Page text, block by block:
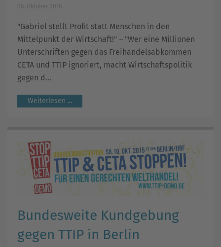
"Gabriel stellt Profit statt Menschen in den
Mittelpunkt der Wirtschaft!" – "Wer eine Millionen
Unterschriften gegen das Freihandelsabkommen
CETA und TTIP ignoriert, macht Wirtschaftspolitik
gegen d...
Weiterlesen ...
Bundesweite Kundgebung
gegen TTIP in Berlin